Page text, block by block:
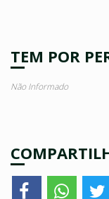
TEM POR
Não Informado